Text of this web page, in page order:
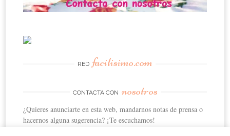
RED facilisimo.com
CONTACTA CON nosotros
¿Quieres anunciarte en esta web, mandarnos notas de prensa o
hacernos alguna sugerencia? ¡Te escuchamos!